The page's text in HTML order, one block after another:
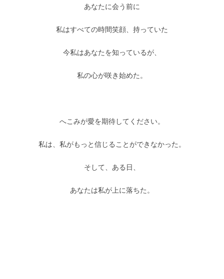
あなたに会う前に
私はすべての時間笑顔、持っていた
今私はあなたを知っているが、
私の心が咲き始めた。
へこみが愛を期待してください。
私は、私がもっと信じることができなかった。
そして、ある日、
あなたは私が上に落ちた。